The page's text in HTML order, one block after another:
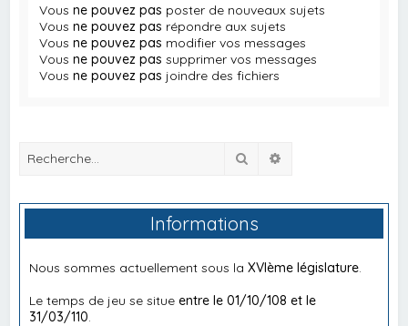
Vousne pouvez pas poster de nouveaux sujets
Vousne pouvez pas répondre aux sujets
Vousne pouvez pas modifier vos messages
Vousne pouvez pas supprimer vos messages
Vousne pouvez pas joindre des fichiers
Rechercher
Informations
Nous sommes actuellement sous laXVIème législature
Le temps de jeu se situeentre le 01/10/108 et le
31/03/110